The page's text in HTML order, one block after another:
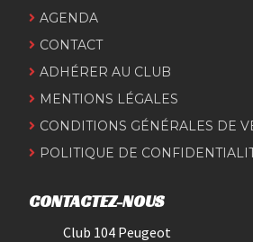
AGENDA
CONTACT
ADHÉRER AU CLUB
MENTIONS LÉGALES
CONDITIONS GÉNÉRALES DE
POLITIQUE DE
CONTACTEZ-NOUS
Club 104 Peugeot